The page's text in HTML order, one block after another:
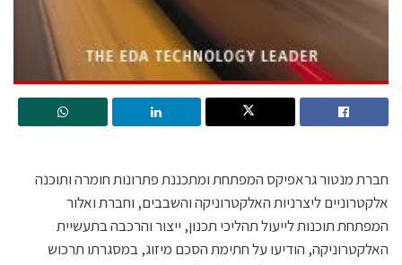
חברת מנטור גראפיקס המפתחת ומתכננת פתרונות חומרה ותוכנה
אלקטרוניים ליצרניות האלקטרוניקה והשבבים, וחברת ואלור
המפתחת תוכנות לייעול תהליכי תכנון, ייצור והרכבה בתעשיית
האלקטרוניקה, הודיעו על חתימת הסכם מיזוג, במסגרתו תרכוש